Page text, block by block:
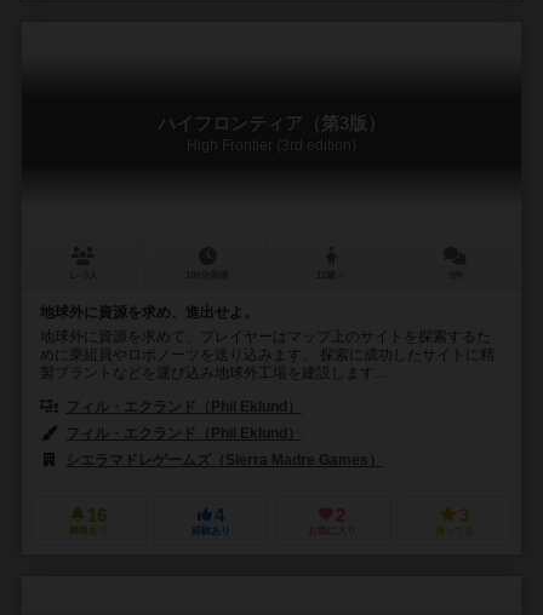
ハイフロンティア（第3版）
High Frontier (3rd edition)
地球外に資源を求め、進出せよ。
地球外に資源を求めて、プレイヤーはマップ上のサイトを探索するた
めに乗組員やロボノーツを送り込みます。 探索に成功したサイトに精
製プラントなどを運び込み地球外工場を建設します...
フィル・エクランド（Phil Eklund）
フィル・エクランド（Phil Eklund）
シエラマドレゲームズ（Sierra Madre Games）
16
興味あり
4
経験あり
2
お気に入り
3
持ってる